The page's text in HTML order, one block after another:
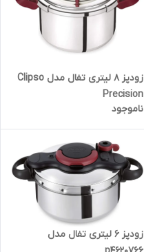
زودپز 8 لیتری تفال مدل Clipso
Precision
ناموجود
زودپز 6 لیتری تفال مدل